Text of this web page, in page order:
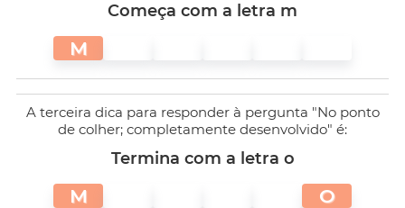
Começa com a letra m
M
A terceira dica para responder à pergunta "No ponto
de colher; completamente desenvolvido" é:
Termina com a letra o
M O